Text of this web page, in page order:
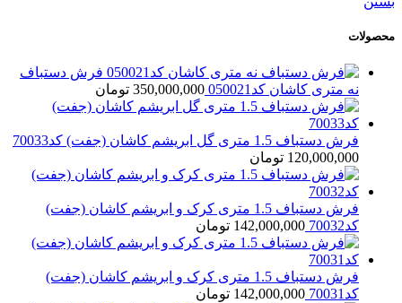
محصولات
فرش دستباف
نه متری کاشان کد050021
350,000,000 تومان
فرش دستباف 1.5 متری گل ابریشم کاشان (جفت) کد70033
120,000,000 تومان
فرش دستباف 1.5 متری کرک و ابریشم کاشان (جفت)
کد70032
142,000,000 تومان
فرش دستباف 1.5 متری کرک و ابریشم کاشان (جفت)
کد70031
142,000,000 تومان